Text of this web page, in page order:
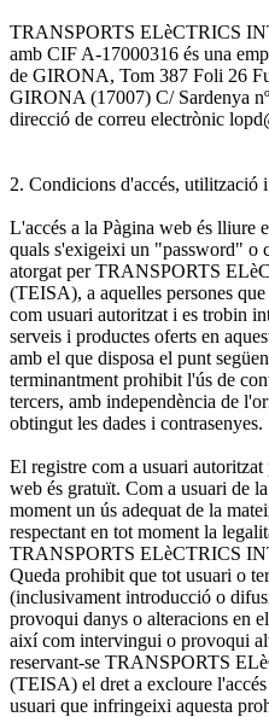
TRANSPORTS ELèCTRICS
amb CIF A-17000316 és una
de GIRONA, Tom 387 Foli 26
GIRONA (17007) C/ Sardenya
direcció de correu electrònic
2. Condicions d'accés, utilització
L'accés a la Pàgina web és lliure
quals s'exigeixi un "password" o
atorgat per TRANSPORTS
(TEISA), a aquelles persones
com usuari autoritzat i es trobin
serveis i productes oferts en
amb el que disposa el punt
terminantment prohibit l'ús de
tercers, amb independència de
obtingut les dades i contrasenyes.
El registre com a usuari
web és gratuït. Com a usuari de
moment un ús adequat de la
respectant en tot moment la
TRANSPORTS ELèCTRICS
Queda prohibit que tot usuari o
(inclusivament introducció o
provoqui danys o alteracions en
així com intervingui o provoqui
reservant-se TRANSPORTS
(TEISA) el dret a excloure
usuari que infringeixi aquesta